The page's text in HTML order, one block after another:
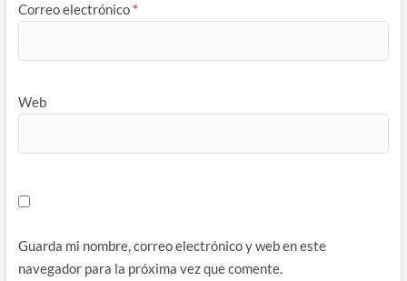
Correo electrónico *
Web
Guarda mi nombre, correo electrónico y web en este
navegador para la próxima vez que comente.